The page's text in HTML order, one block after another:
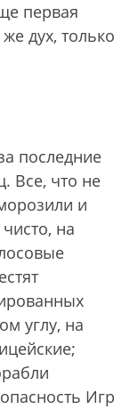
первая
дух, только
последние
Все, что не
и
на
углу, на
Игр